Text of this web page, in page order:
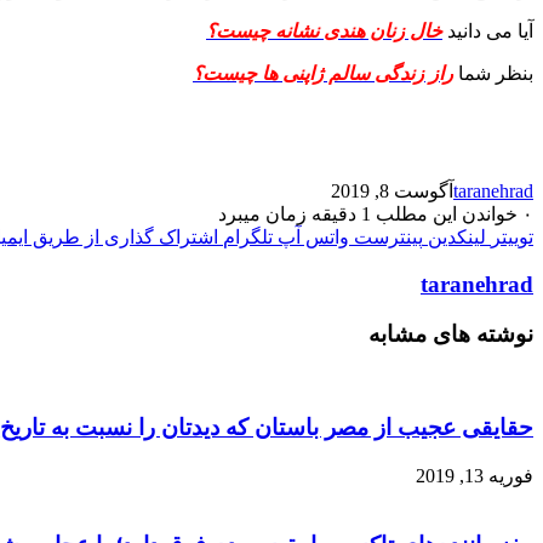
آیا می دانیدخال زنان هندی نشانه چیست؟
بنظر شماراز زندگی سالم ژاپنی ها چیست؟
taranehrad آگوست 8, 2019
۰ خواندن این مطلب 1 دقیقه زمان میبرد
توییتر لینکدین پینترست واتس آپ تلگرام اشتراک گذاری از طریق
taranehrad
نوشته های مشابه
حقایقی عجیب از مصر باستان که دیدتان را نسبت به تاریخ
فوریه 13, 2019